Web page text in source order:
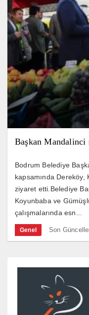
Başkan Mandalinci
Bodrum Belediye
kapsamında
ziyaret etti.Belediye
Koyunbaba ve
çalışmalarında esn...
Genel Son